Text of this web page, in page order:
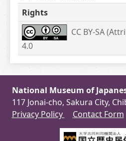
Rights
CC BY-SA
4.0
National Museum of
117 Jonai-cho, Sakura City,
Privacy Policy
Contact Form